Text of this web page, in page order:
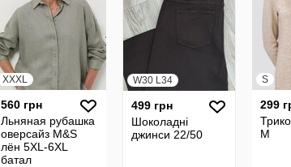
XXXL
560 грн
Льняная рубашка
оверсайз M&S
лён 5XL-6XL
батал
W30 L34
499 грн
Шоколадні
джинси 22/50
S
299
M